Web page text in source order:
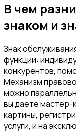
В чем
знаком и
Знак
функции:
конкурентов,
Механизм
можно
вы даете мастер-
картины,
услуги, и на